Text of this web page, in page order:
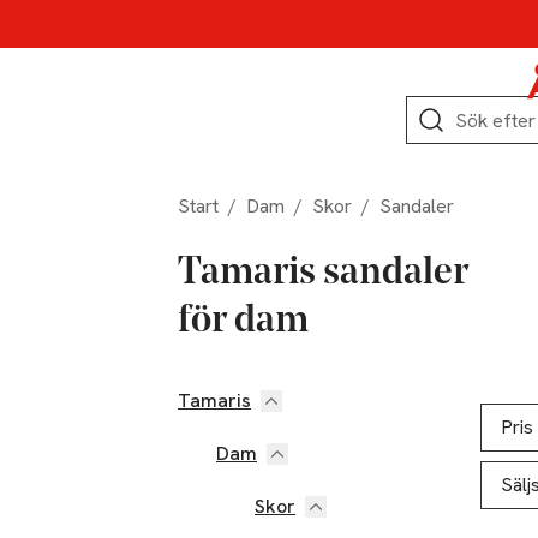
Sök
Start / Dam / Skor / Sandaler
Tamaris sandaler
för dam
Hoppa till produktsidan
Tamaris
Dam
Skor
Pris
Lista